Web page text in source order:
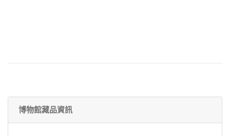
博物館藏品資訊